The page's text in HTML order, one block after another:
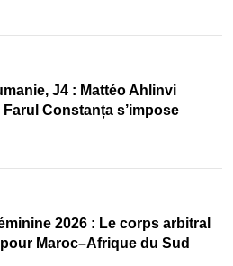
J4 : Mattéo Ahlinvi
Farul Constanța s’impose
2026 : Le corps arbitral
Maroc–Afrique du Sud